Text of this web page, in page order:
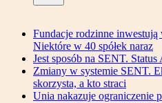
Fundacje rodzinne
Niektóre w 40 spółek naraz
Jest sposób na SENT.
Zmiany w systemie SENT.
skorzysta, a kto straci
Unia nakazuje ograniczenie